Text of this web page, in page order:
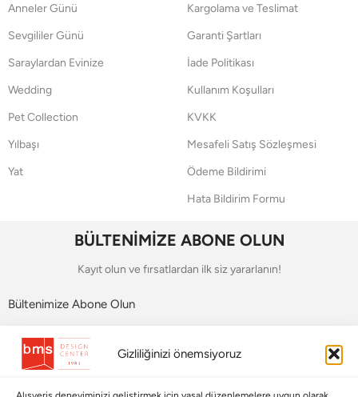
Gizliliğinizi önemsiyoruz
Anneler Günü
Sevgililer Günü
Saraylardan Evinize
Wedding
Pet Collection
Yılbaşı
Yat
Kargolama ve Teslimat
Garanti Şartları
İade Politikası
Kullanım Koşulları
KVKK
Mesafeli Satış Sözleşmesi
Ödeme Bildirimi
Hata Bildirim Formu
BÜLTENİMİZE ABONE OLUN
Kayıt olun ve fırsatlardan ilk siz yararlanın!
Bültenimize Abone Olun